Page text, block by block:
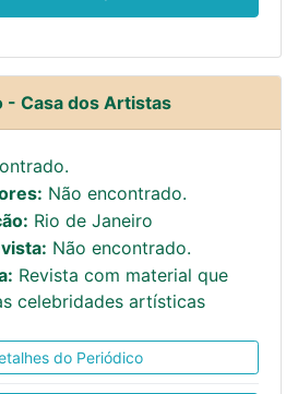
- Casa dos Artistas
Não encontrado.
Rio de Janeiro
Não encontrado.
Revista com material que
celebridades artísticas
do Periódico